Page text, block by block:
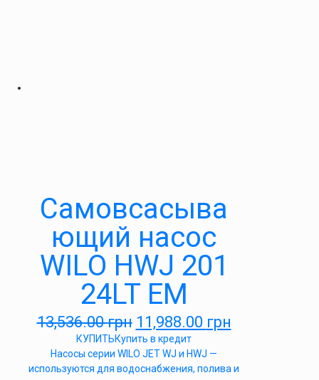
Самовсасыва
ющий насос
WILO HWJ 201
24LT EM
13,536.00грн 11,988.00 грн
КУПИТЬКупить в кредит
Насосы серии WILO JET WJ и HWJ —
используются для водоснабжения, полива и